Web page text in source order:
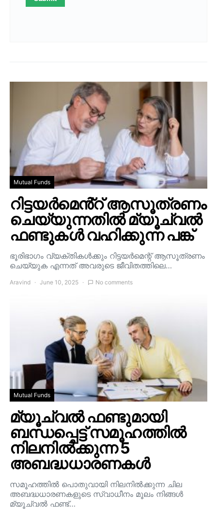
Mutual Funds
റിട്ടയർമെൻ്റ് ആസൂത്രണം
ചെയ്യുന്നതിൽ മ്യൂച്വൽ
ഫണ്ടുകൾ വഹിക്കുന്ന പങ്ക്
ഭൂരിഭാഗം വ്യക്തികൾക്കും റിട്ടയർമെന്റ് ആസൂത്രണം
ചെയ്യുക എന്നത് അവരുടെ ജീവിതത്തിലെ…
Aravind June 10, 2025 No comments
Mutual Funds
മ്യൂച്വൽ ഫണ്ടുമായി
ബന്ധപ്പെട്ട് സമൂഹത്തിൽ
നിലനിൽക്കുന്ന 5
അബദ്ധധാരണകൾ
സമൂഹത്തിൽ പൊതുവായി നിലനിൽക്കുന്ന ചില
അബദ്ധധാരണകളുടെ സ്വാധീനം മൂലം നിങ്ങൾ
മ്യൂച്വൽ ഫണ്ട്…